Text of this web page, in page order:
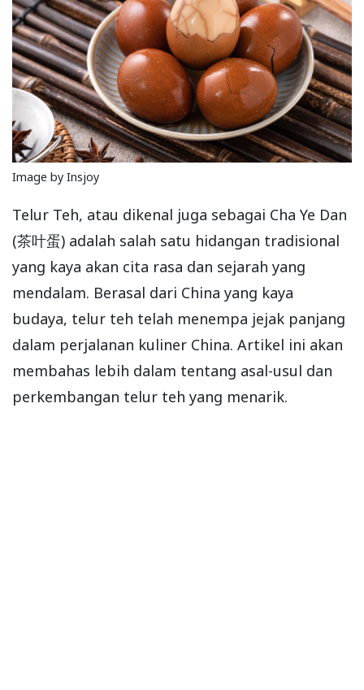
Image by Insjoy
Telur Teh, atau dikenal juga sebagai Cha Ye Dan
(茶叶蛋) adalah salah satu hidangan tradisional
yang kaya akan cita rasa dan sejarah yang
mendalam. Berasal dari China yang kaya
budaya, telur teh telah menempa jejak panjang
dalam perjalanan kuliner China. Artikel ini akan
membahas lebih dalam tentang asal-usul dan
perkembangan telur teh yang menarik.